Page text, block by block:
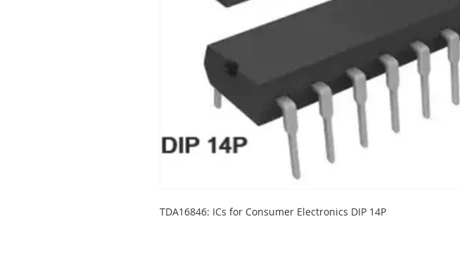
TDA16846: ICs for Consumer Electronics DIP 14P